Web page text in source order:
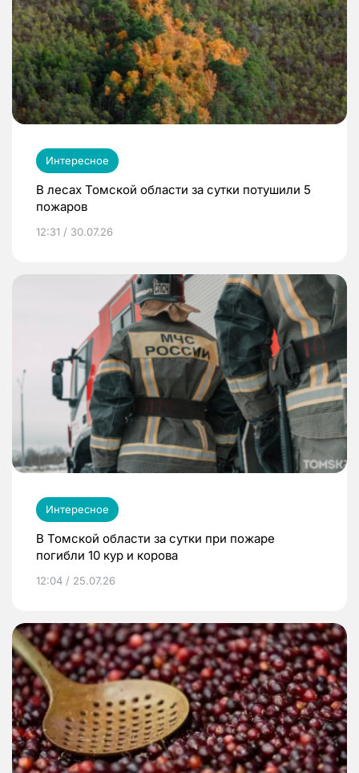
Интересное
В лесах Томской области за сутки потушили 5
пожаров
12:31 / 30.07.26
Интересное
В Томской области за сутки при пожаре
погибли 10 кур и корова
12:04 / 25.07.26